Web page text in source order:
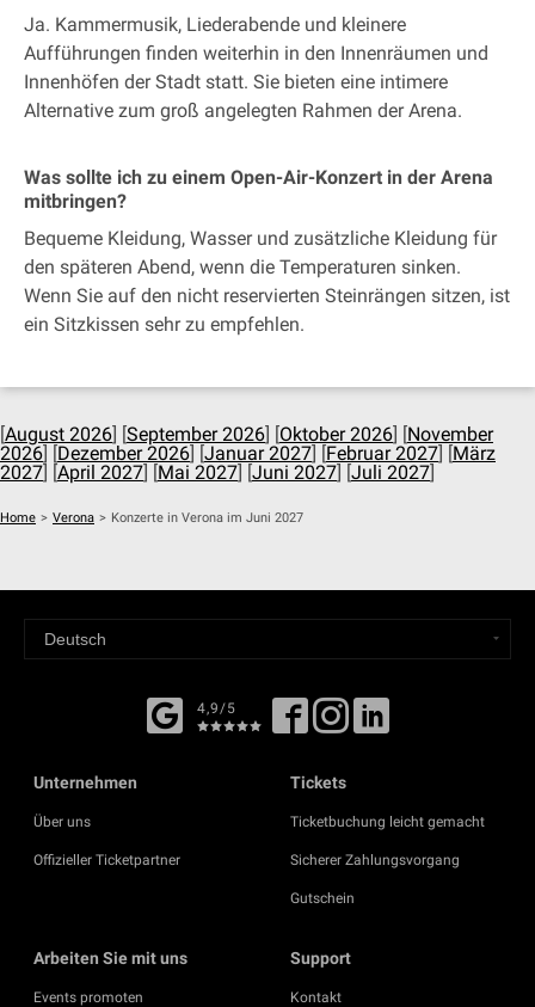
Ja. Kammermusik, Liederabende und kleinere
Aufführungen finden weiterhin in den Innenräumen und
Innenhöfen der Stadt statt. Sie bieten eine intimere
Alternative zum groß angelegten Rahmen der Arena.
Was sollte ich zu einem Open-Air-Konzert in der Arena
mitbringen?
Bequeme Kleidung, Wasser und zusätzliche Kleidung für
den späteren Abend, wenn die Temperaturen sinken.
Wenn Sie auf den nicht reservierten Steinrängen sitzen, ist
ein Sitzkissen sehr zu empfehlen.
[August 2026] [September 2026] [Oktober 2026] [November
2026] [Dezember 2026] [Januar 2027] [Februar 2027] [März
2027] [April 2027] [Mai 2027] [Juni 2027] [Juli 2027]
Home > Verona > Konzerte in Verona im Juni 2027
4,9/5
Unternehmen
Über uns
Offizieller Ticketpartner
Tickets
Ticketbuchung leicht gemacht
Sicherer Zahlungsvorgang
Gutschein
Arbeiten Sie mit uns
Events promoten
Support
Kontakt